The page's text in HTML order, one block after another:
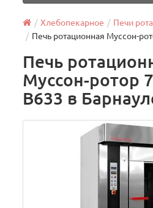
Хлебопекарное Печи
Печь ротационная Муссон-
Печь
Муссон-ротор
В633 в